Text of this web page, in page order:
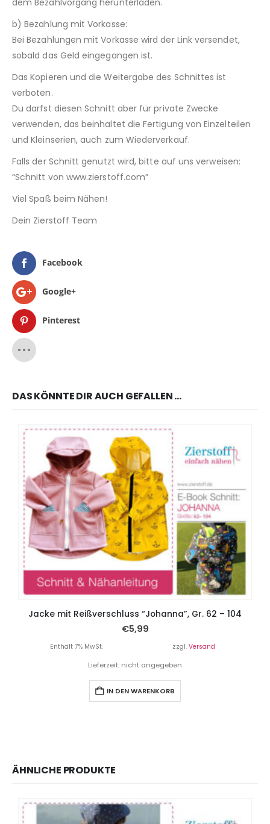
dem Bezahlvorgang herunterladen.
b) Bezahlung mit Vorkasse:
Bei Bezahlungen mit Vorkasse wird der Link versendet,
sobald das Geld eingegangen ist.
Das Kopieren und die Weitergabe des Schnittes ist
verboten.
Du darfst diesen Schnitt aber für private Zwecke
verwenden, das beinhaltet die Fertigung von Einzelteilen
und Kleinserien, auch zum Wiederverkauf.
Falls der Schnitt genutzt wird, bitte auf uns verweisen:
“Schnitt von www.zierstoff.com”
Viel Spaß beim Nähen!
Dein Zierstoff Team
Facebook
Google+
Pinterest
DAS KÖNNTE DIR AUCH GEFALLEN …
Jacke mit Reißverschluss “Johanna”, Gr. 62 – 104
€5,99
Enthält 7% MwSt. zzgl. Versand
Lieferzeit: nicht angegeben
IN DEN WARENKORB
ÄHNLICHE PRODUKTE